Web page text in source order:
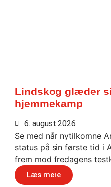
Lindskog glæder
hjemmekamp
6. august 2026
Se med når nytilkomne
status på sin første tid i
frem mod fredagens
Læs mere